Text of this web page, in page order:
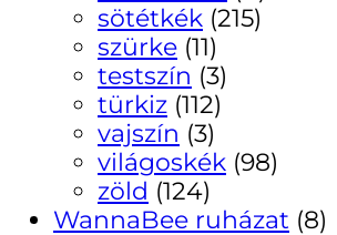
sötétkék (215)
szürke (11)
testszín (3)
türkiz (112)
vajszín (3)
világoskék (98)
zöld (124)
WannaBee ruházat (8)